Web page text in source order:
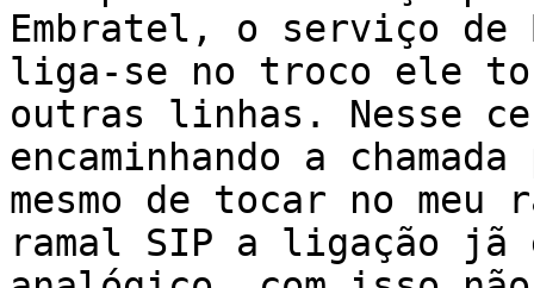
Embratel, o serviço de
liga-se no troco ele
outras linhas. Nesse
encaminhando a
mesmo de tocar no meu
ramal SIP a ligação jã